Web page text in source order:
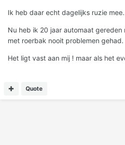
Ik heb daar echt dagelijks ruzie mee.
Nu heb ik 20 jaar automaat
met roerbak nooit problemen gehad.
Het ligt vast aan mij ! maar als het
Quote